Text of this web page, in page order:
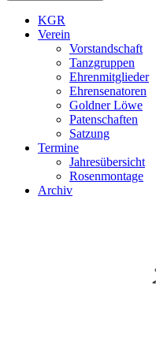
KGR
Verein
Vorstandschaft
Tanzgruppen
Ehrenmitglieder
Ehrensenatoren
Goldner Löwe
Patenschaften
Satzung
Termine
Jahresübersicht
Rosenmontage
Archiv